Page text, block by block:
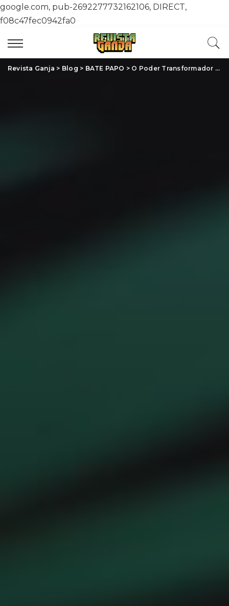
google.com, pub-2692277732162106, DIRECT,
f08c47fec0942fa0
Revista Ganja > Blog > BATE PAPO > O Poder Transformador da Cannabis na Vida Moderna: Aplicações e Benefícios